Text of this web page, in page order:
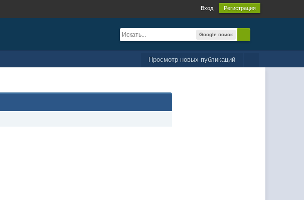
Вход Регистрация
Google поиск
Просмотр новых публикаций